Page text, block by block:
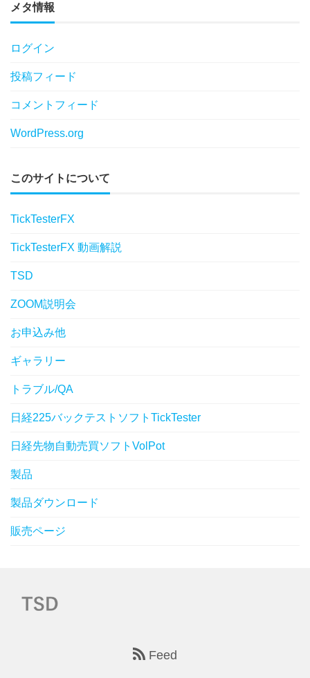
メタ情報
ログイン
投稿フィード
コメントフィード
WordPress.org
このサイトについて
TickTesterFX
TickTesterFX 動画解説
TSD
ZOOM説明会
お申込み他
ギャラリー
トラブル/QA
日経225バックテストソフトTickTester
日経先物自動売買ソフトVolPot
製品
製品ダウンロード
販売ページ
Feed